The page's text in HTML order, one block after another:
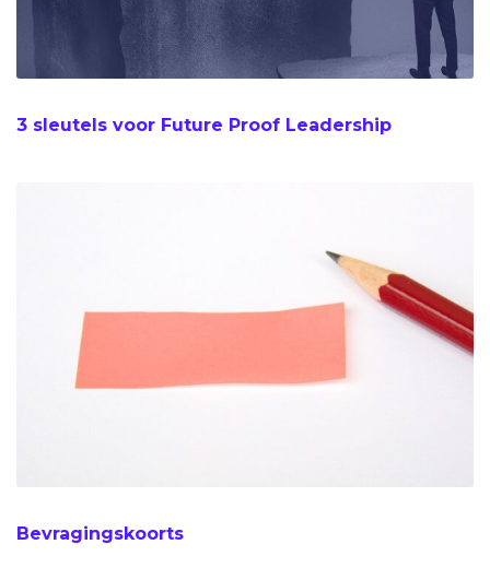
3 sleutels voor Future Proof Leadership
Bevragingskoorts